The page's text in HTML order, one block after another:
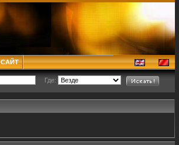
САЙТ
Где: